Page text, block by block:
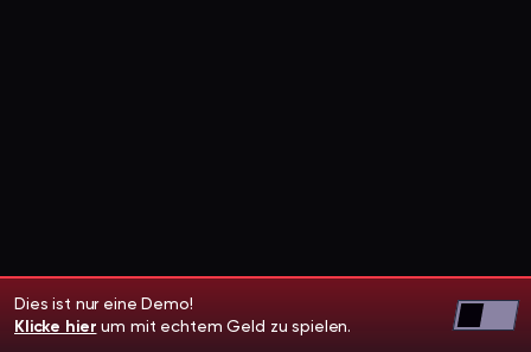
Dies ist nur eine Demo!
Klicke hier um mit echtem Geld zu spielen.